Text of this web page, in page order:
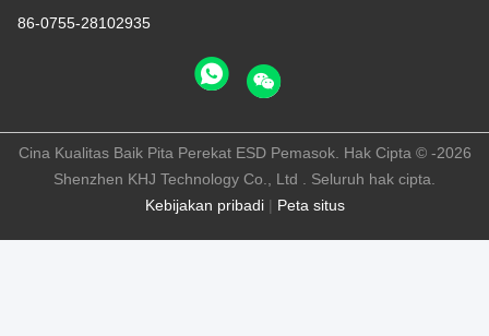
86-0755-28102935
Kebijakan pribadi| Peta situs
Cina Kualitas Baik Pita Perekat ESD Pemasok. Hak Cipta © -2026
Shenzhen KHJ Technology Co., Ltd . Seluruh hak cipta.